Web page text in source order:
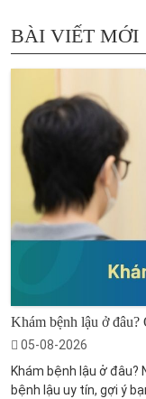
BÀI VIẾT MỚI
Khám bệnh lậu ở
05-08-2026
Khám bệnh lậu ở
bệnh lậu uy tín, gợi ý